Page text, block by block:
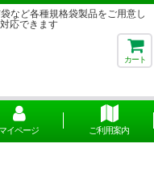
など各種規格袋製品をご用意し
応できます
カート
イページ ご利用案内